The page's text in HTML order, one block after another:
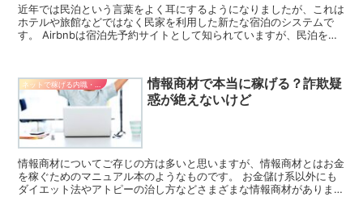
近年では民泊という言葉をよく耳にするようになりましたが、これは
ホテルや旅館などではなく民家を利用した新たな宿泊のシステムで
す。 Airbnbは宿泊先予約サイトとして知られていますが、民泊を仲
ネットで稼げる内職・副業
情報商材で本当に稼げる？詐欺疑
惑が絶えないけど
情報商材についてご存じの方は多いと思いますが、情報商材とはお金
を稼ぐためのマニュアル本のようなものです。 お金儲け系以外にも
ダイエット法やアトピーの治し方などさまざまな情報商材があります